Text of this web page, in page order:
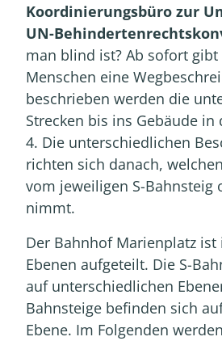
Koordinierungsbüro zur
UN-
man blind ist? Ab sofort
Menschen eine
beschrieben werden die
Strecken bis ins Gebäude in
4. Die unterschiedlichen
richten sich danach,
vom jeweiligen S-Bahnsteig
nimmt.
Der Bahnhof Marienplatz
Ebenen aufgeteilt. Die S-
auf unterschiedlichen
Bahnsteige befinden sich
Ebene. Im Folgenden